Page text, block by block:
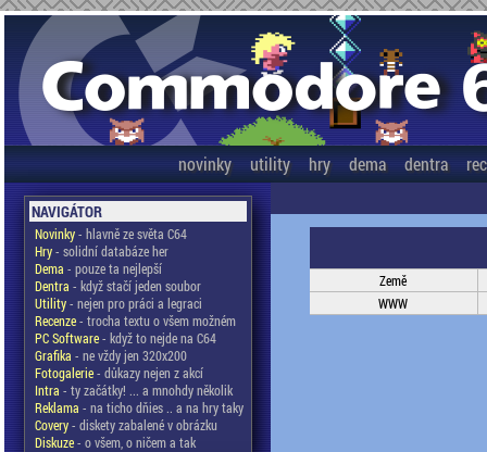
novinky utility hry dema dentra
NAVIGÁTOR
Novinky- hlavně ze světa C64
Hry- solidní databáze her
Dema - pouze ta nejlepší
Dentra - když stačí jeden soubor
Utility- nejen pro práci a legraci
Recenze- trocha textu o všem možném
PC Software- když to nejde na C64
Grafika - ne vždy jen 320x200
Fotogalerie- důkazy nejen z akcí
Intra - ty začátky! ... a mnohdy několik
Reklama - na ticho dňies .. a na hry taky
Covery- diskety zabalené v obrázku
Diskuze- o všem, o ničem a tak
Země
WWW